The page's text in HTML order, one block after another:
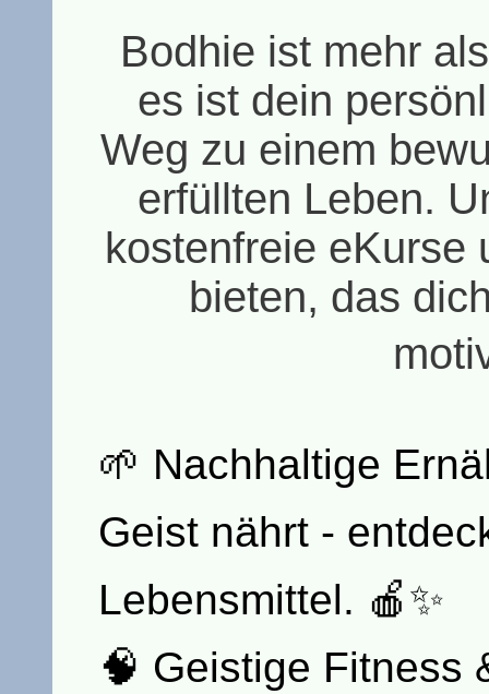
Bodhie ist mehr
es ist dein
Weg zu einem
erfüllten Leben.
kostenfreie eKurse
bieten, das
🌱 Nachhaltige
Geist nährt -
Lebensmittel. 🍎✨
🧠 Geistige Fitness